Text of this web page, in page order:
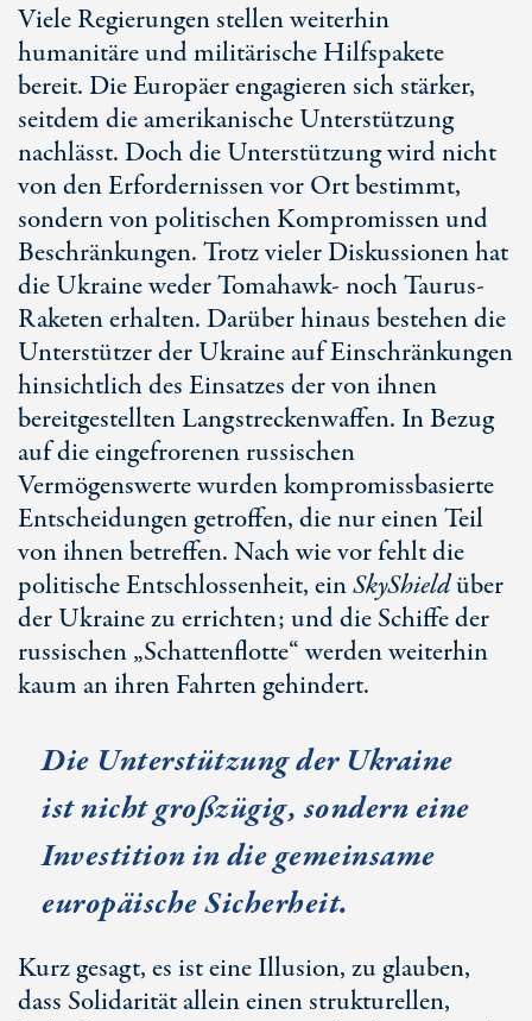
Viele Regierungen stellen weiterhin
humanitäre und militärische Hilfspakete
bereit. Die Europäer engagieren sich stärker,
seitdem die amerikanische Unterstützung
nachlässt. Doch die Unterstützung wird nicht
von den Erfordernissen vor Ort bestimmt,
sondern von politischen Kompromissen und
Beschränkungen. Trotz vieler Diskussionen hat
die Ukraine weder Tomahawk- noch Taurus-
Raketen erhalten. Darüber hinaus bestehen die
Unterstützer der Ukraine auf Einschränkungen
hinsichtlich des Einsatzes der von ihnen
bereitgestellten Langstreckenwaffen. In Bezug
auf die eingefrorenen russischen
Vermögenswerte wurden kompromissbasierte
Entscheidungen getroffen, die nur einen Teil
von ihnen betreffen. Nach wie vor fehlt die
politische Entschlossenheit, einSkyShieldüber
der Ukraine zu errichten; und die Schiffe der
russischen „Schattenflotte“ werden weiterhin
kaum an ihren Fahrten gehindert.
Die Unterstützung der Ukraine
ist nicht großzügig, sondern eine
Investition in die gemeinsame
europäische Sicherheit.
Kurz gesagt, es ist eine Illusion, zu glauben,
dass Solidarität allein einen strukturellen,